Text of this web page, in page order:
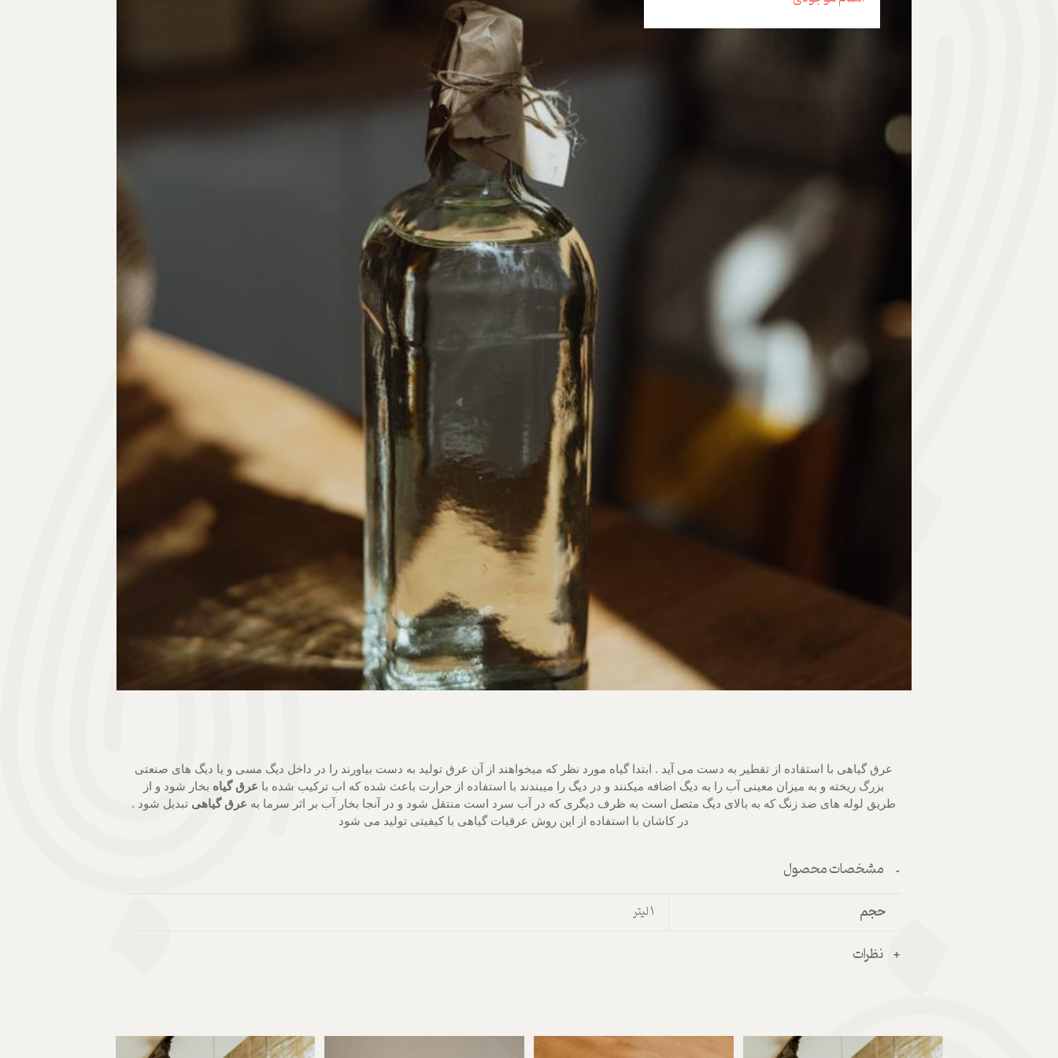
هدیه | Gift
عرق گیاهی با استقاده از تقطیر به دست می آید . ابتدا گیاه مورد نظر که میخواهند از آن عرق تولید به دست بیاورند را در داخل دیگ مسی و یا دیگ های صنعتی
بزرگ ریخته و به میزان معینی آب را به دیگ اضافه میکنند و در دیگ را میبندند با استفاده از حرارت باعث شده که اب ترکیب شده با عرق گیاه بخار شود و از
طریق لوله های ضد زنگ که به بالای دیگ متصل است به ظرف دیگری که در آب سرد است منتقل شود و در آنجا بخار آب بر اثر سرما به عرق گیاهی تبدیل شود .
در کاشان با استفاده از این روش عرقیات گیاهی با کیفیتی تولید می شود
مشخصات محصول
حجم 1 لیتر
نظرات